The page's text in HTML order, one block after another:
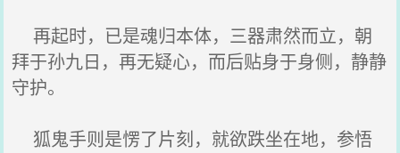
再起时，已是魂归本体，三器肃然而立，朝
拜于孙九日，再无疑心，而后贴身于身侧，静静
守护。
狐鬼手则是愣了片刻，就欲跌坐在地，参悟